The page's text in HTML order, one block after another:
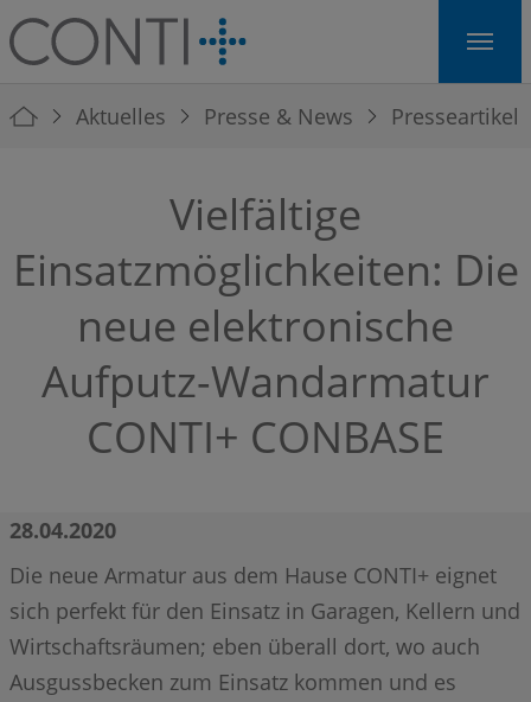
Skip to main navigation
Skip to main content
Skip to page footer
You are here:
Aktuelles Presse & News Presseartikel
Vielfältige
Einsatzmöglichkeiten: Die
neue elektronische
Aufputz-Wandarmatur
CONTI+ CONBASE
28.04.2020
Die neue Armatur aus dem Hause CONTI+ eignet
sich perfekt für den Einsatz in Garagen, Kellern und
Wirtschaftsräumen; eben überall dort, wo auch
Ausgussbecken zum Einsatz kommen und es